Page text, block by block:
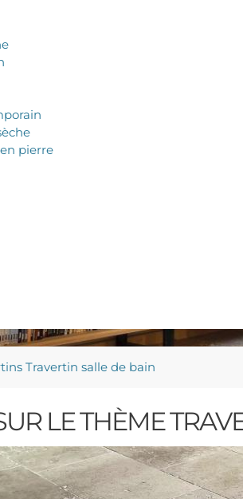
pierre
Travertin salle de bain
LE THÈME